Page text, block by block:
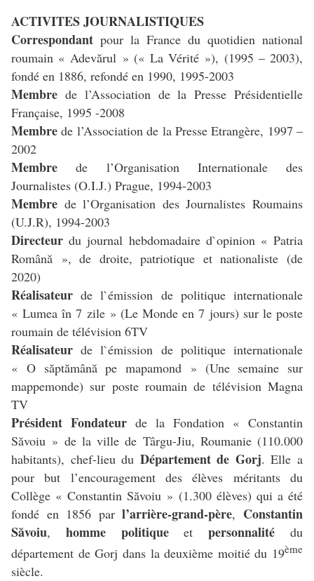
ACTIVITES JOURNALISTIQUES
Correspondant pour la France du quotidien national
roumain « Adevărul » (« La Vérité »), (1995 – 2003),
fondé en 1886, refondé en 1990, 1995-2003
Membre de l’Association de la Presse Présidentielle
Française, 1995 -2008
Membrede l’Association de la Presse Etrangère, 1997 –
2002
Membrede l’Organisation Internationale des
Journalistes (O.I.J.) Prague, 1994-2003
Membre de l’Organisation des Journalistes Roumains
(U.J.R), 1994-2003
Directeurdu journal hebdomadaire d`opinion « Patria
Română », de droite, patriotique et nationaliste (de
2020)
Réalisateurde l`émission de politique internationale
« Lumea în 7 zile » (Le Monde en 7 jours) sur le poste
roumain de télévision 6TV
Réalisateurde l`émission de politique internationale
« O săptămână pe mapamond » (Une semaine sur
mappemonde) sur poste roumain de télévision Magna
TV
Président Fondateur de la Fondation « Constantin
Săvoiu » de la ville de Târgu-Jiu, Roumanie (110.000
habitants), chef-lieu du Département de Gorj. Elle a
pour but l’encouragement des élèves méritants du
Collège « Constantin Săvoiu » (1.300 élèves) qui a été
fondé en 1856 parl’arrière-grand-père, Constantin
Săvoiu, homme politiqueetpersonnalité du
département de Gorj dans la deuxième moitié du 19ème
siècle.